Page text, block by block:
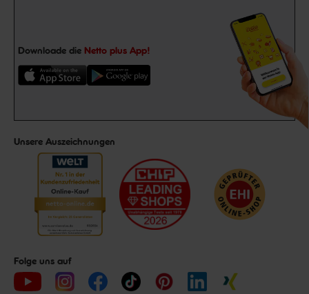
Downloade die Netto plus App!
Unsere Auszeichnungen
Folge uns auf